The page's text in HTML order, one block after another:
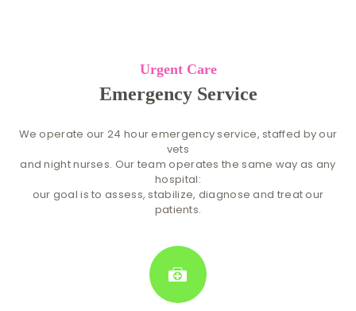
Urgent Care
Emergency Service
We operate our 24 hour emergency service, staffed by our
vets
and night nurses. Our team operates the same way as any
hospital:
our goal is to assess, stabilize, diagnose and treat our
patients.